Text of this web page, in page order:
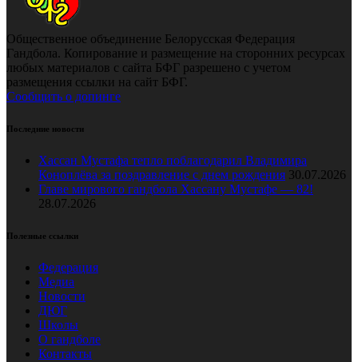
Общественное объединение Белорусская Федерация
Гандбола. Копирование и размещение на сторонних ресурсах
любых материалов с сайта БФГ разрешено с учетом
размещения ссылки на сайт БФГ.
Сообщить о допинге
Последние новости
Хассан Мустафа тепло поблагодарил Владимира
Коноплёва за поздравление с днем рождения 30.07.2026
Главе мирового гандбола Хассану Мустафе — 82!
28.07.2026
Полезные ссылки
Федерация
Медиа
Новости
ДЮГ
Школы
О гандболе
Контакты